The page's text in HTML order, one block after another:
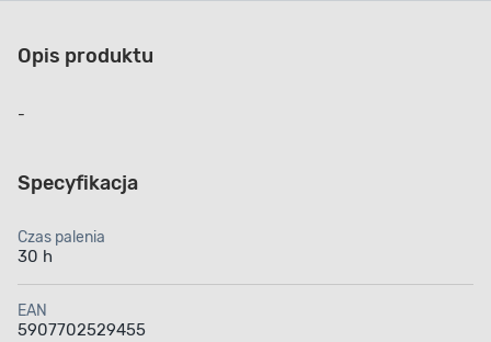
Opis produktu
-
Specyfikacja
Czas palenia
30 h
EAN
5907702529455